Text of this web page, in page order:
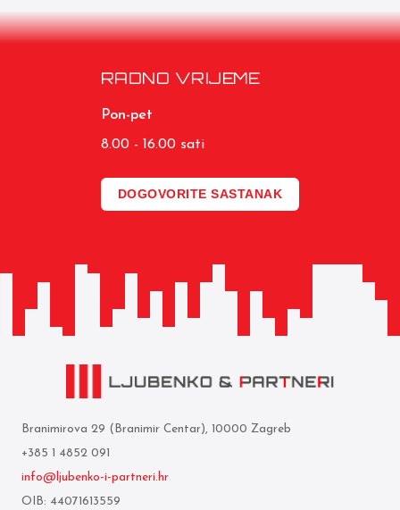
RADNO VRIJEME
Pon-pet
8.00 - 16.00 sati
DOGOVORITE SASTANAK
Branimirova 29 (Branimir Centar), 10000 Zagreb
+385 1 4852 091
info@ljubenko-i-partneri.hr
OIB: 44071613559